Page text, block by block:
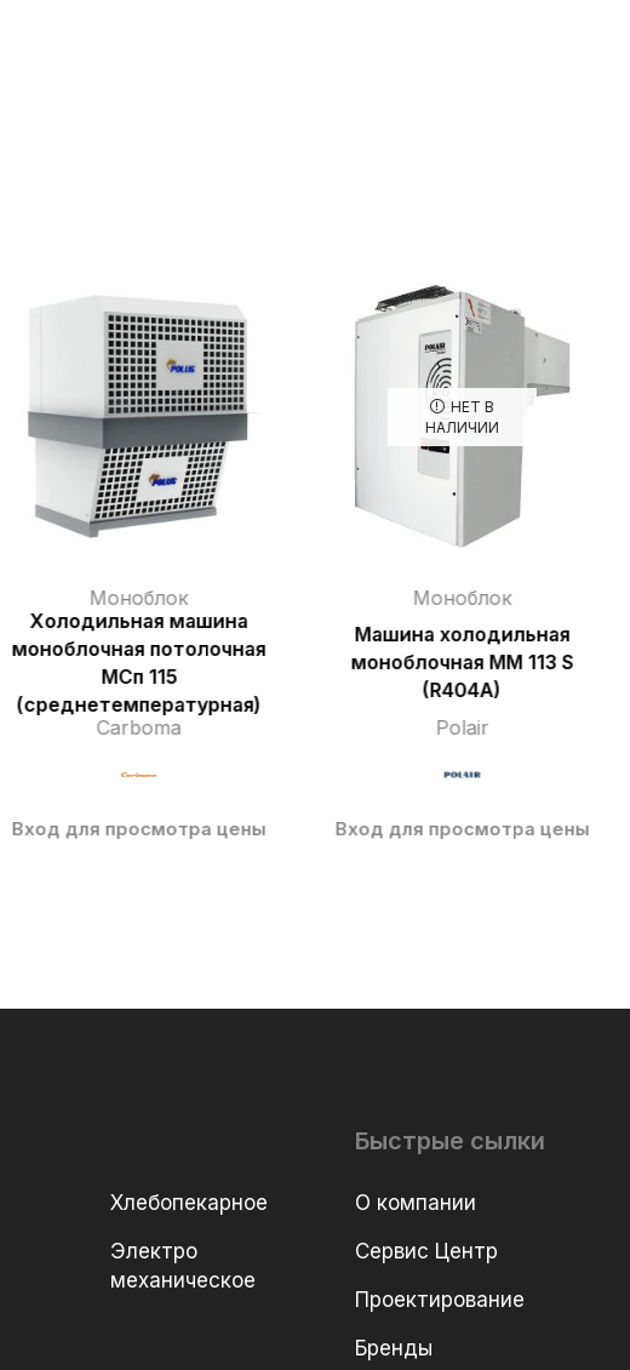
Моноблок
Холодильная машина
моноблочная потолочная
МСп 115
(среднетемпературная)
Carboma
Вход для просмотра цены
НЕТ В
НАЛИЧИИ
Моноблок
Машина холодильная
моноблочная MМ 113 S
(R404A)
Polair
Вход для просмотра цены
Хлебопекарное
Электро
механическое
Быстрые сылки
О компании
Сервис Центр
Проектирование
Бренды